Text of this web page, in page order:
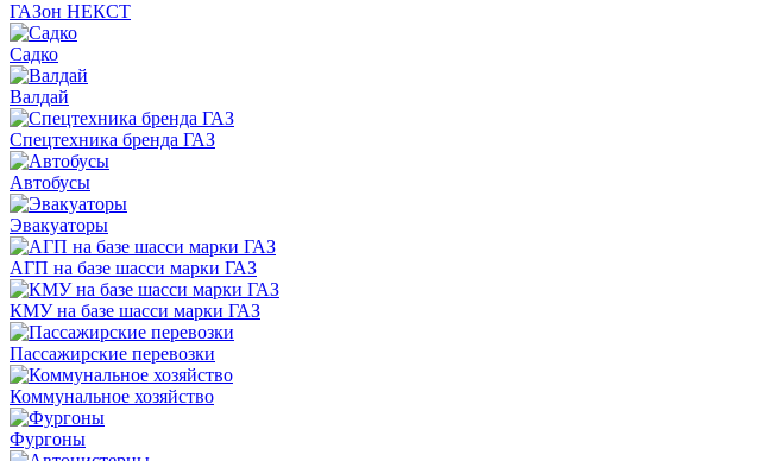
ГАЗон НЕКСТ
Садко
Валдай
Спецтехника бренда ГАЗ
Автобусы
Эвакуаторы
АГП на базе шасси марки ГАЗ
КМУ на базе шасси марки ГАЗ
Пассажирские перевозки
Коммунальное хозяйство
Фургоны